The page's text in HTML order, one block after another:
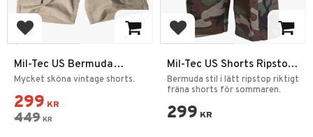
Lägg till i favoriter
Mil-Tec US Bermuda
Paratrooper Shorts
Mycket sköna vintage shorts.
299 KR
449 KR
Lägg till i favoriter
Mil-Tec US Shorts Ripstop
Washed
Bermuda stil i lätt ripstop riktigt
fräna shorts för sommaren.
299 KR